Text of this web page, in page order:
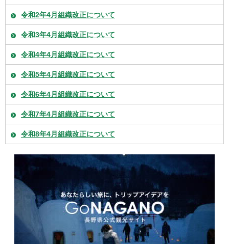
令和2年4月組織改正について
令和3年4月組織改正について
令和4年4月組織改正について
令和5年4月組織改正について
令和6年4月組織改正について
令和7年4月組織改正について
令和8年4月組織改正について